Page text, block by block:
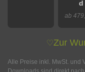
d
ab
♡Zur
Alle Preise inkl. MwSt. und